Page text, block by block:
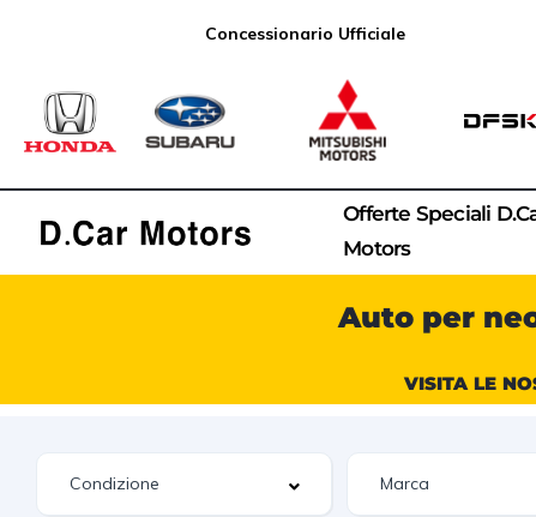
Concessionario Ufficiale
Offerte Speciali
Motors
Auto per
VISITA LE